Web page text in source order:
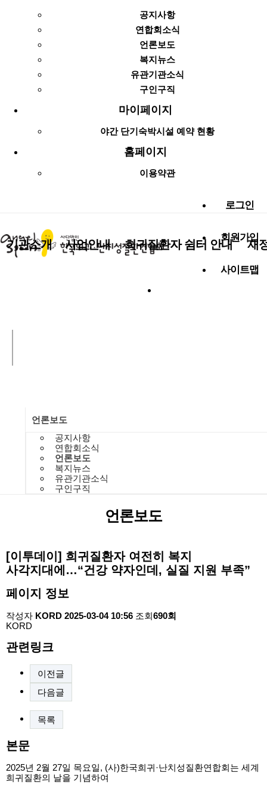
공지사항
연합회소식
언론보도
복지뉴스
유관기관소식
구인구직
마이페이지
야간 단기숙박시설 예약 현황
홈페이지
이용약관
로그인
회원가입
사이트맵
기관소개 사업안내 희귀질환자 쉼터 안내 재
언론보도
공지사항
연합회소식
언론보도
복지뉴스
유관기관소식
구인구직
언론보도
[이투데이] 희귀질환자 여전히 복지
사각지대에…“건강 약자인데, 실질 지원 부족”
페이지 정보
작성자 KORD 2025-03-04 10:56 조회690회
KORD
관련링크
이전글
다음글
목록
본문
2025년 2월 27일 목요일, (사)한국희귀·난치성질환연합회는 세계
희귀질환의 날을 기념하여